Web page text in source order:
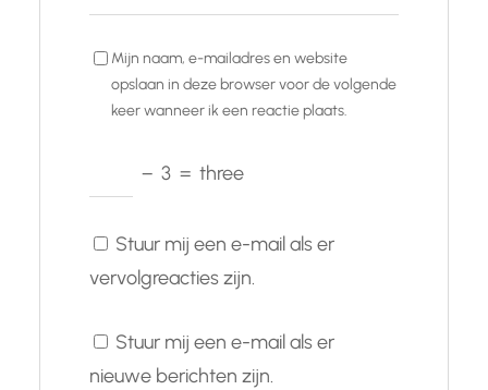
Mijn naam, e-mailadres en website
opslaan in deze browser voor de volgende
keer wanneer ik een reactie plaats.
− 3 = three
Stuur mij een e-mail als er
vervolgreacties zijn.
Stuur mij een e-mail als er
nieuwe berichten zijn.